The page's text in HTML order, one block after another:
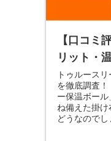
【口コミ
リット・
トゥルース
を徹底調査
ー保温ボー
ね備えた掛け
どうなので